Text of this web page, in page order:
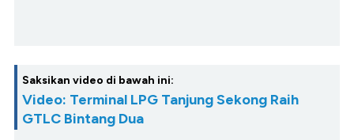
Saksikan video di bawah ini:
Video: Terminal LPG Tanjung Sekong Raih
GTLC Bintang Dua